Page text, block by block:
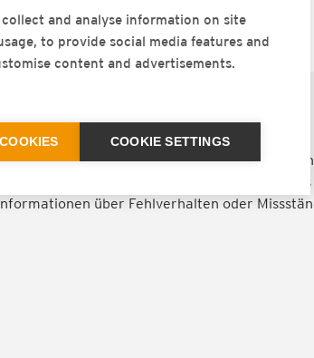
zentrales Element einer guten Compliance-
Verstöße rasch aufzudecken, um den
zu reduzieren. Whistleblowing, also das
über Fehlverhalten oder
collect and analyse information on site
to provide social media features and
content and advertisements.
COOKIE SETTINGS